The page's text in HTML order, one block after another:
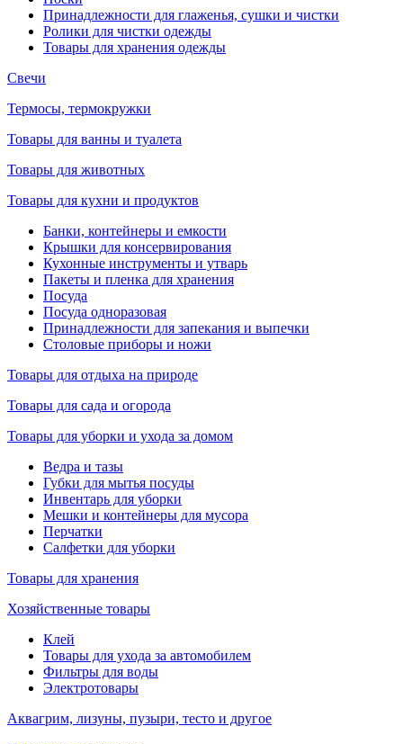
Принадлежности для глаженья, сушки и чистки
Ролики для чистки одежды
Товары для хранения одежды
Свечи
Термосы, термокружки
Товары для ванны и туалета
Товары для животных
Товары для кухни и продуктов
Банки, контейнеры и емкости
Крышки для консервирования
Кухонные инструменты и утварь
Пакеты и пленка для хранения
Посуда
Посуда одноразовая
Принадлежности для запекания и выпечки
Столовые приборы и ножи
Товары для отдыха на природе
Товары для сада и огорода
Товары для уборки и ухода за домом
Ведра и тазы
Губки для мытья посуды
Инвентарь для уборки
Мешки и контейнеры для мусора
Перчатки
Салфетки для уборки
Товары для хранения
Хозяйственные товары
Клей
Товары для ухода за автомобилем
Фильтры для воды
Электротовары
Аквагрим, лизуны, пузыри, тесто и другое